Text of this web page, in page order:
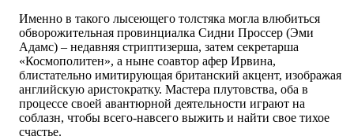
Именно в такого лысеющего толстяка могла влюбиться
обворожительная провинциалка Сидни Проссер (Эми
Адамс) – недавняя стриптизерша, затем секретарша
«Космополитен», а ныне соавтор афер Ирвина,
блистательно имитирующая британский акцент, изображая
английскую аристократку. Мастера плутовства, оба в
процессе своей авантюрной деятельности играют на
соблазн, чтобы всего-навсего выжить и найти свое тихое
счастье.